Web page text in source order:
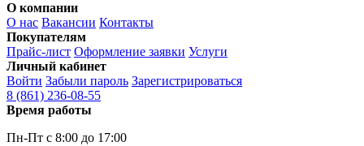
О компании
О нас Вакансии Контакты
Покупателям
Прайс-лист Оформление заявки Услуги
Личный кабинет
Войти Забыли пароль Зарегистрироваться
8 (861) 236-08-55
Время работы
Пн-Пт с 8:00 до 17:00